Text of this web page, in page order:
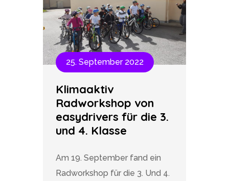
25. September 2022
Klimaaktiv
Radworkshop von
easydrivers für die 3.
und 4. Klasse
Am 19. September fand ein
Radworkshop für die 3. Und 4.